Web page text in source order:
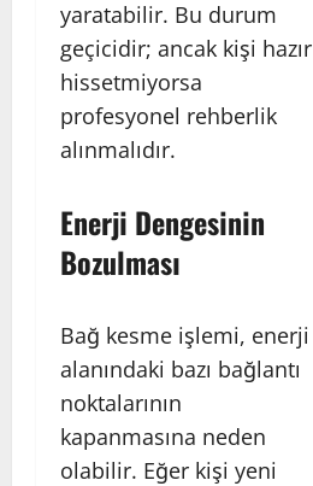
yaratabilir. Bu durum
geçicidir; ancak kişi hazır
hissetmiyorsa
profesyonel rehberlik
alınmalıdır.
Enerji Dengesinin
Bozulması
Bağ kesme işlemi, enerji
alanındaki bazı bağlantı
noktalarının
kapanmasına neden
olabilir. Eğer kişi yeni